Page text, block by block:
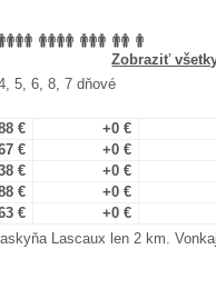
Zobraziť
5, 6, 8, 7 dňové
€
+0 €
€
+0 €
€
+0 €
€
+0 €
€
+0 €
Lascaux len 2 km.